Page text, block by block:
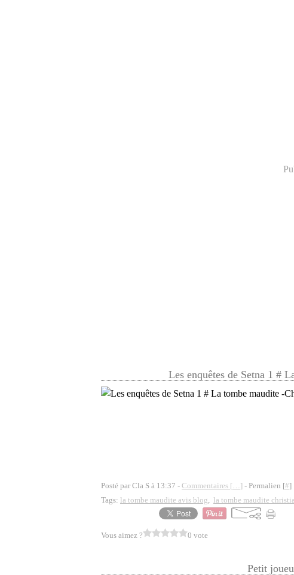
Les enquêtes de Setna 1 #
Posté par Cla S à 13:37 - Commentaires […] - Permalien [#]
Tags: la tombe maudite avis blog, la tombe maudite
Vous aimez ? 0 vote
Petit